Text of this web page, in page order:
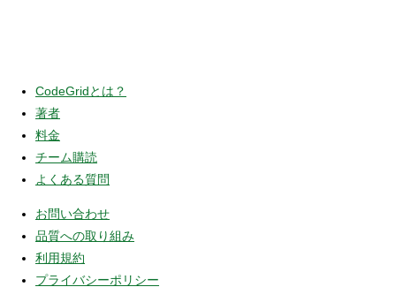
CodeGridとは？
著者
料金
チーム購読
よくある質問
お問い合わせ
品質への取り組み
利用規約
プライバシーポリシー